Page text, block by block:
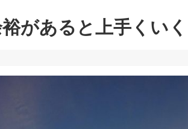
があると上手くいく